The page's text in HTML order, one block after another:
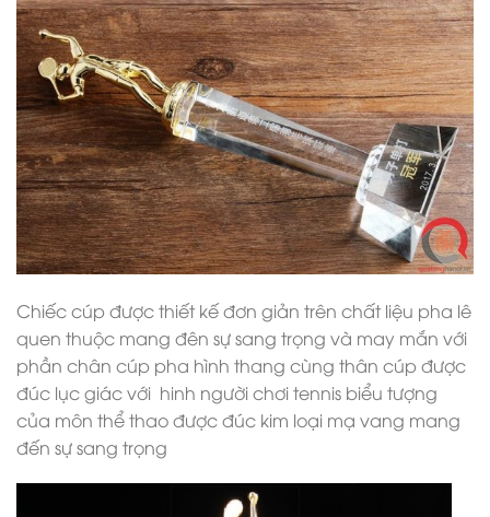
Chiếc cúp được thiết kế đơn giản trên chất liệu pha lê
quen thuộc mang đên sự sang trọng và may mắn với
phần chân cúp pha hình thang cùng thân cúp được
đúc lục giác với hinh người chơi tennis biểu tượng
của môn thể thao được đúc kim loại mạ vang mang
đến sự sang trọng